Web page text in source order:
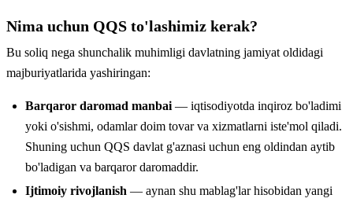
Nima uchun QQS to'lashimiz kerak?
Bu soliq nega shunchalik muhimligi davlatning jamiyat oldidagi
majburiyatlarida yashiringan:
Barqaror daromad manbai — iqtisodiyotda inqiroz bo'ladimi
yoki o'sishmi, odamlar doim tovar va xizmatlarni iste'mol qiladi.
Shuning uchun QQS davlat g'aznasi uchun eng oldindan aytib
bo'ladigan va barqaror daromaddir.
Ijtimoiy rivojlanish — aynan shu mablag'lar hisobidan yangi